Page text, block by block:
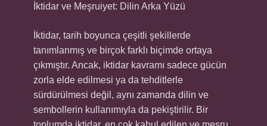
İktidar ve Meşruiyet: Dilin Arka Yüzü
İktidar, tarih boyunca çeşitli şekillerde
tanımlanmış ve birçok farklı biçimde ortaya
çıkmıştır. Ancak, iktidar kavramı sadece gücün
zorla elde edilmesi ya da tehditlerle
sürdürülmesi değil, aynı zamanda dilin ve
sembollerin kullanımıyla da pekiştirilir. Bir